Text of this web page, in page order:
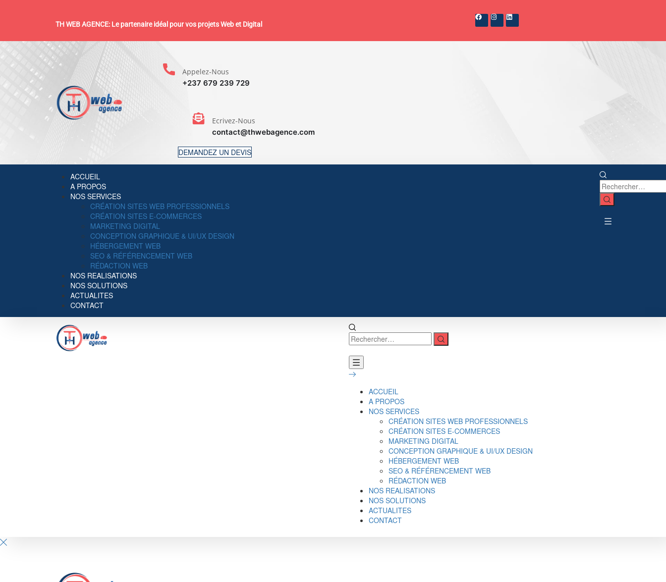
TH WEB AGENCE: Le partenaire idéal pour vos projets Web et Digital
Appelez-Nous
+237 679 239 729
Ecrivez-Nous
contact@thwebagence.com
DEMANDEZ UN DEVIS
ACCUEIL
A PROPOS
NOS SERVICES
CRÉATION SITES WEB PROFESSIONNELS
CRÉATION SITES E-COMMERCES
MARKETING DIGITAL
CONCEPTION GRAPHIQUE & UI/UX DESIGN
HÉBERGEMENT WEB
SEO & RÉFÉRENCEMENT WEB
RÉDACTION WEB
NOS REALISATIONS
NOS SOLUTIONS
ACTUALITES
CONTACT
ACCUEIL
A PROPOS
NOS SERVICES
CRÉATION SITES WEB PROFESSIONNELS
CRÉATION SITES E-COMMERCES
MARKETING DIGITAL
CONCEPTION GRAPHIQUE & UI/UX DESIGN
HÉBERGEMENT WEB
SEO & RÉFÉRENCEMENT WEB
RÉDACTION WEB
NOS REALISATIONS
NOS SOLUTIONS
ACTUALITES
CONTACT